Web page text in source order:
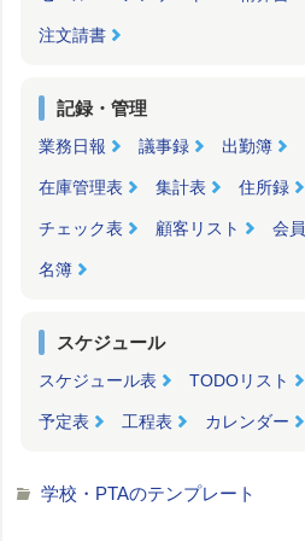
注文請書
記録・管理
業務日報 議事録 出勤簿
在庫管理表 集計表 住所録
チェック表 顧客リスト 会員
名簿
スケジュール
スケジュール表 TODOリスト
予定表 工程表 カレンダー
学校・PTAのテンプレート